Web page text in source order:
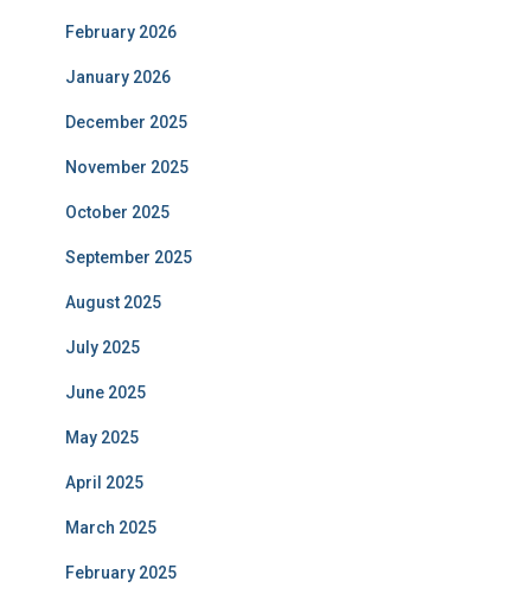
February 2026
January 2026
December 2025
November 2025
October 2025
September 2025
August 2025
July 2025
June 2025
May 2025
April 2025
March 2025
February 2025